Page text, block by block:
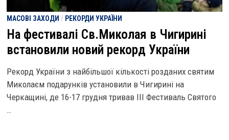
МАСОВІ ЗАХОДИ / РЕКОРДИ УКРАЇНИ
На фестивалі Св.Миколая в Чигирині
встановили новий рекорд України
Рекорд України з найбільшої кількості розданих святим
Миколаєм подарунків установили в Чигирині на
Черкащині, де 16-17 грудня тривав ІІІ Фестиваль Святого
…